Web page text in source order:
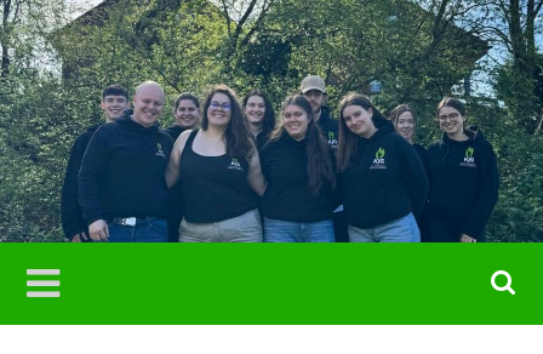
Skip
to
content
KjG St.
Bochum-